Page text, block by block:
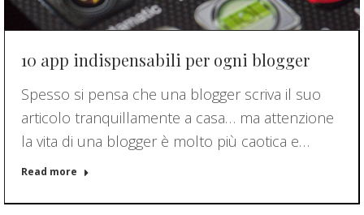
10 app indispensabili per ogni blogger
Spesso si pensa che una blogger scriva il suo
articolo tranquillamente a casa… ma attenzione
la vita di una blogger è molto più caotica e…
Read more